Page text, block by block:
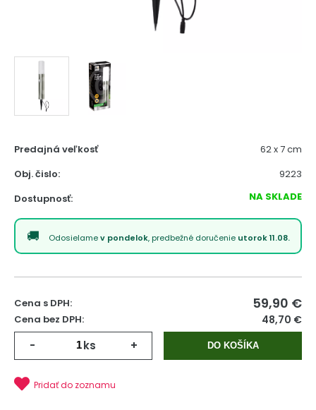
Predajná veľkosť
62 x 7 cm
Obj. čislo:
9223
Dostupnosť:
NA SKLADE
Odosielamev pondelok, predbežné doručenie utorok 11.08.
Cena s DPH: 59,90 €
Cena bez DPH: 48,70 €
- ks + DO KOŠÍKA
Pridať do zoznamu